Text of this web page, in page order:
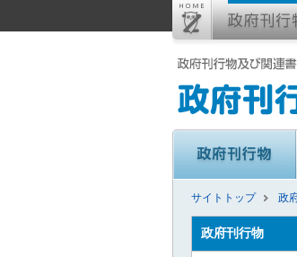
サイトトップ 政
政府刊行物